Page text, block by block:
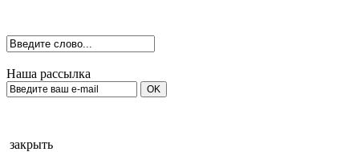
Наша рассылка
закрыть